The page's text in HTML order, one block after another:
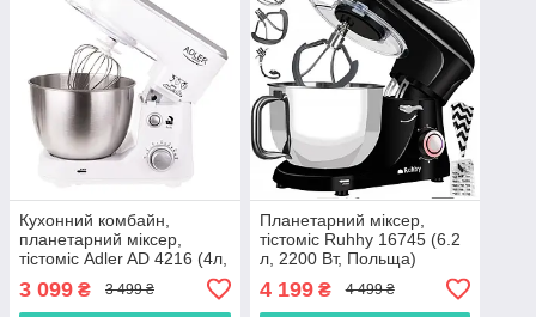
Кухонний комбайн,
планетарний міксер,
тістоміс Adler AD 4216 (4л,
3 099 ₴ 3 499 ₴
Планетарний міксер,
тістоміс Ruhhy 16745 (6.2
л, 2200 Вт, Польща)
4 199₴ 4 499 ₴